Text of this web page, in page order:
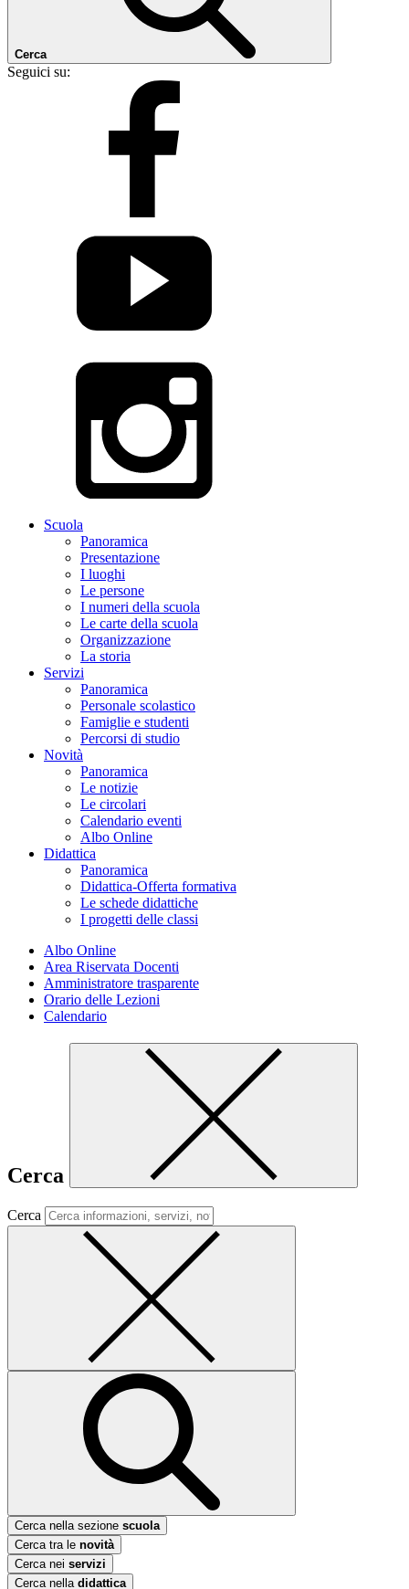
Cerca
Seguici su:
Scuola
Panoramica
Presentazione
I luoghi
Le persone
I numeri della scuola
Le carte della scuola
Organizzazione
La storia
Servizi
Panoramica
Personale scolastico
Famiglie e studenti
Percorsi di studio
Novità
Panoramica
Le notizie
Le circolari
Calendario eventi
Albo Online
Didattica
Panoramica
Didattica-Offerta formativa
Le schede didattiche
I progetti delle classi
Albo Online
Area Riservata Docenti
Amministratore trasparente
Orario delle Lezioni
Calendario
Cerca
Cerca
Cerca nella sezione scuola
Cerca tra le novità
Cerca nei servizi
Cerca nella didattica